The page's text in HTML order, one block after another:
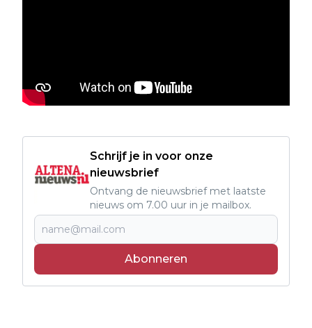
Schrijf je in voor onze
nieuwsbrief
Ontvang de nieuwsbrief met laatste
nieuws om 7.00 uur in je mailbox.
Abonneren